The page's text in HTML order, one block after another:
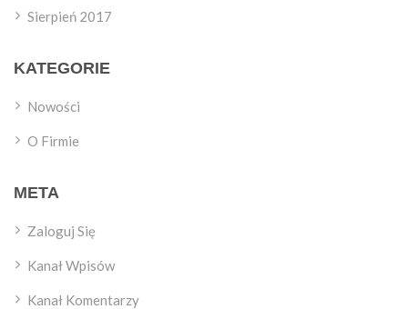
Sierpień 2017
KATEGORIE
Nowości
O Firmie
META
Zaloguj Się
Kanał Wpisów
Kanał Komentarzy